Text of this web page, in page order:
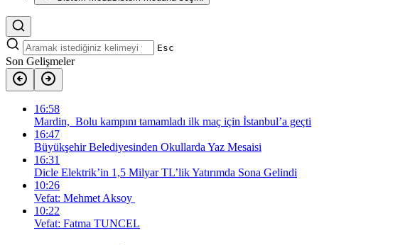
Esc
Son Gelişmeler
16:58
Mardin, Bolu kampını tamamladı ilk maç için İstanbul’a geçti
16:47
Büyükşehir Belediyesinden Okullarda Yaz Mesaisi
16:31
Dicle Elektrik’in 1,5 Milyar TL’lik Yatırımda Sona Gelindi
10:26
Vefat: Mehmet Aksoy
10:22
Vefat: Fatma TUNCEL